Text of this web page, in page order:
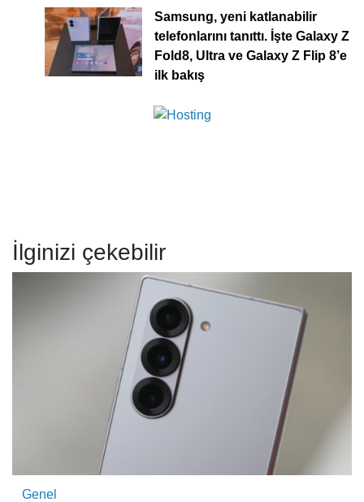
Samsung, yeni katlanabilir
telefonlarını tanıttı. İşte Galaxy Z
Fold8, Ultra ve Galaxy Z Flip 8’e
ilk bakış
İlginizi çekebilir
Genel